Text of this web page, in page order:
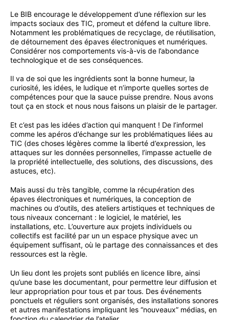
Le BIB encourage le développement d’une réflexion sur les
impacts sociaux des TIC, promeut et défend la culture libre.
Notamment les problématiques de recyclage, de réutilisation,
de détournement des épaves électroniques et numériques.
Considérer nos comportements vis-à-vis de l’abondance
technologique et de ses conséquences.
Il va de soi que les ingrédients sont la bonne humeur, la
curiosité, les idées, le ludique et n’importe quelles sortes de
compétences pour que la sauce puisse prendre. Nous avons
tout ça en stock et nous nous faisons un plaisir de le partager.
Et c’est pas les idées d’action qui manquent ! De l’informel
comme les apéros d’échange sur les problématiques liées au
TIC (des choses légères comme la liberté d’expression, les
attaques sur les données personnelles, l’impasse actuelle de
la propriété intellectuelle, des solutions, des discussions, des
astuces, etc).
Mais aussi du très tangible, comme la récupération des
épaves électroniques et numériques, la conception de
machines ou d’outils, des ateliers artistiques et techniques de
tous niveaux concernant : le logiciel, le matériel, les
installations, etc. L’ouverture aux projets individuels ou
collectifs est facilité par un un espace physique avec un
équipement suffisant, où le partage des connaissances et des
ressources est la règle.
Un lieu dont les projets sont publiés en licence libre, ainsi
qu’une base les documentant, pour permettre leur diffusion et
leur appropriation pour tous et par tous. Des événements
ponctuels et réguliers sont organisés, des installations sonores
et autres manifestations impliquant les “nouveaux” médias, en